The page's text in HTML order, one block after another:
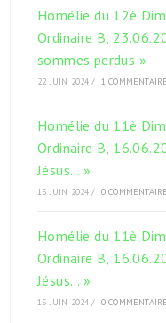
Homélie du 12è
Ordinaire B,
sommes perdus »
22 JUIN 2024 / 1 COMMENTAIRE
Homélie du 11è
Ordinaire B,
Jésus… »
15 JUIN 2024 / 0 COMMENTAIRE
Homélie du 11è
Ordinaire B,
Jésus… »
15 JUIN 2024 / 0 COMMENTAIRE